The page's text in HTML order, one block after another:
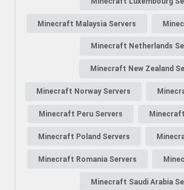
Minecraft Malaysia Servers
Minecraft Netherlands
Minecraft New Zealand
Minecraft Norway Servers
Minecraft Peru Servers
Minecraft Poland Servers
Minecraft Romania Servers
Minecraft Saudi Arabia